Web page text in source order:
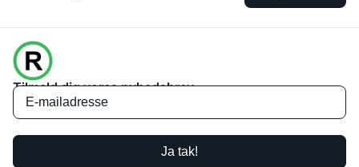
Tilmeld dig vores nyhedsbrev
Ja tak!